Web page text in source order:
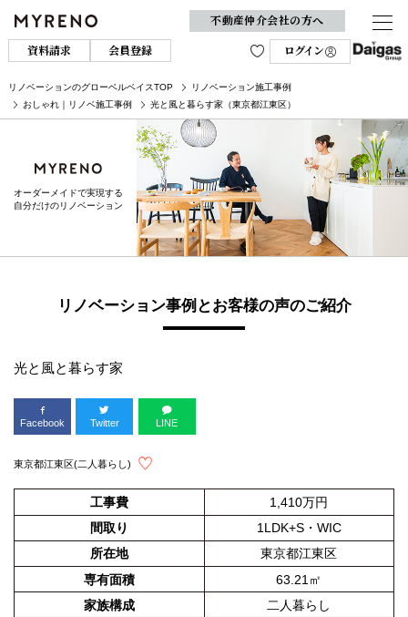
不動産仲介会社の方へ
資料請求
会員登録 ログイン
リノベーションのグローベルベイスTOP
リノベーション施工事例
おしゃれ｜リノベ施工事例
光と風と暮らす家（東京都江東区）
オーダーメイドで実現する
自分だけのリノベーション
リノベーション事例とお客様の声のご紹介
光と風と暮らす家
Facebook Twitter LINE
東京都江東区(二人暮らし)
工事費
1,410万円
間取り
1LDK+S・WIC
所在地
東京都江東区
専有面積
63.21㎡
家族構成
二人暮らし